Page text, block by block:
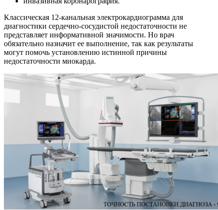
Классическая 12-канальная электрокардиограмма для
диагностики сердечно-сосудистой недостаточности не
представляет информативной значимости. Но врач
обязательно назначит ее выполнение, так как результаты
могут помочь установлению истинной причины
недостаточности миокарда.